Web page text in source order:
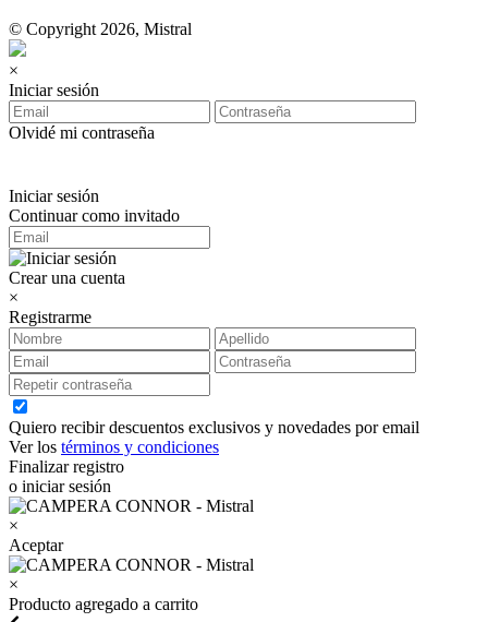
© Copyright 2026, Mistral
×
Iniciar sesión
Olvidé mi contraseña
Iniciar sesión
Continuar como invitado
Crear una cuenta
×
Registrarme
Quiero recibir descuentos exclusivos y novedades por email
Ver los términos y condiciones
Finalizar registro
o iniciar sesión
×
Aceptar
×
Producto agregado a carrito